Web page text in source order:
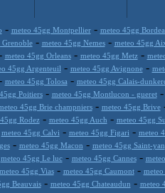
- meteo 45gg Montpellier- meteo 45gg
Grenoble- meteo 45gg Nemes- meteo 45gg
meteo 45gg Orleans- meteo 45gg Metz -
45gg Argenteuil - meteo 45gg Avignone-
meteo 45gg Tolosa - meteo 45gg Calais-
Poitiers- meteo 45gg Montlucon - gueret
45gg Brie champniers- meteo 45gg Brive
Rodez - meteo 45gg Auch - meteo 45gg
meteo 45gg Calvi - meteo 45gg Figari - meteo
- meteo 45gg Macon - meteo 45gg Saint-yan
meteo 45gg Le luc- meteo 45gg Cannes-
meteo 45gg Vias- meteo 45gg Caumont-
Beauvais- meteo 45gg Chateaudun - meteo